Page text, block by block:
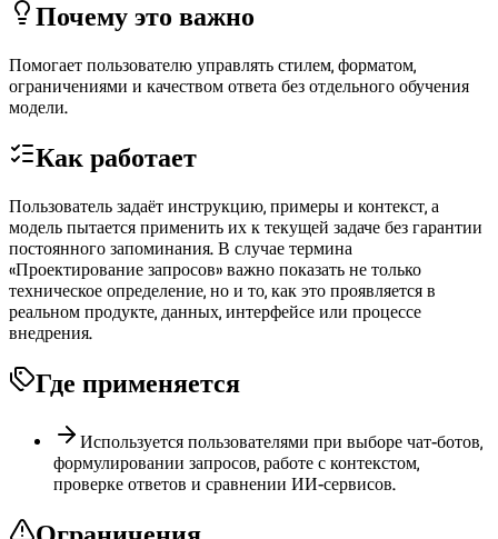
Почему это важно
Помогает пользователю управлять стилем, форматом,
ограничениями и качеством ответа без отдельного обучения
модели.
Как работает
Пользователь задаёт инструкцию, примеры и контекст, а
модель пытается применить их к текущей задаче без гарантии
постоянного запоминания. В случае термина
«Проектирование запросов» важно показать не только
техническое определение, но и то, как это проявляется в
реальном продукте, данных, интерфейсе или процессе
внедрения.
Где применяется
Используется пользователями при выборе чат-ботов,
формулировании запросов, работе с контекстом,
проверке ответов и сравнении ИИ-сервисов.